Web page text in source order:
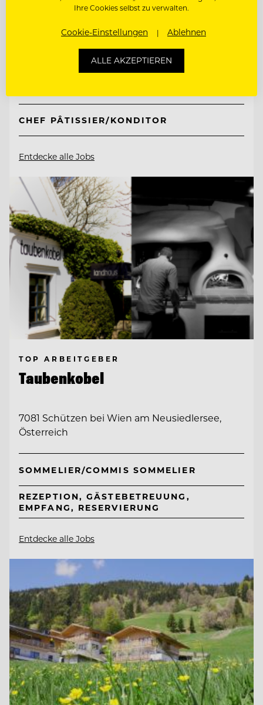
Genusshotel Sackmann
72270 Baiersbronn, Deutschland
CHEF PÂTISSIER/KONDITOR
Entdecke alle Jobs
TOP ARBEITGEBER
Taubenkobel
7081 Schützen bei Wien am Neusiedlersee,
Österreich
SOMMELIER/COMMIS SOMMELIER
REZEPTION, GÄSTEBETREUUNG,
EMPFANG, RESERVIERUNG
Entdecke alle Jobs
Ihre Cookies selbst zu verwalten.
Cookie-Einstellungen Ablehnen
ALLE AKZEPTIEREN